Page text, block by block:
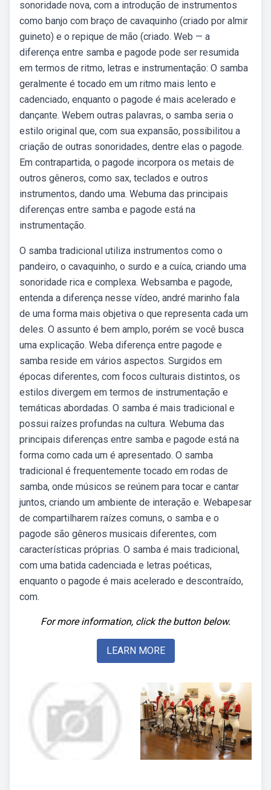
sonoridade nova, com a introdução de instrumentos
como banjo com braço de cavaquinho (criado por almir
guineto) e o repique de mão (criado. Web — a
diferença entre samba e pagode pode ser resumida
em termos de ritmo, letras e instrumentação: O samba
geralmente é tocado em um ritmo mais lento e
cadenciado, enquanto o pagode é mais acelerado e
dançante. Webem outras palavras, o samba seria o
estilo original que, com sua expansão, possibilitou a
criação de outras sonoridades, dentre elas o pagode.
Em contrapartida, o pagode incorpora os metais de
outros gêneros, como sax, teclados e outros
instrumentos, dando uma. Webuma das principais
diferenças entre samba e pagode está na
instrumentação.
O samba tradicional utiliza instrumentos como o
pandeiro, o cavaquinho, o surdo e a cuíca, criando uma
sonoridade rica e complexa. Websamba e pagode,
entenda a diferença nesse vídeo, andré marinho fala
de uma forma mais objetiva o que representa cada um
deles. O assunto é bem amplo, porém se você busca
uma explicação. Weba diferença entre pagode e
samba reside em vários aspectos. Surgidos em
épocas diferentes, com focos culturais distintos, os
estilos divergem em termos de instrumentação e
temáticas abordadas. O samba é mais tradicional e
possui raízes profundas na cultura. Webuma das
principais diferenças entre samba e pagode está na
forma como cada um é apresentado. O samba
tradicional é frequentemente tocado em rodas de
samba, onde músicos se reúnem para tocar e cantar
juntos, criando um ambiente de interação e. Webapesar
de compartilharem raízes comuns, o samba e o
pagode são gêneros musicais diferentes, com
características próprias. O samba é mais tradicional,
com uma batida cadenciada e letras poéticas,
enquanto o pagode é mais acelerado e descontraído,
com.
For more information, click the button below.
LEARN MORE